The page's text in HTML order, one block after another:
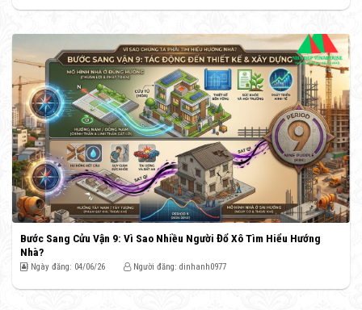
Bước Sang Cửu Vận 9: Vì Sao Nhiều Người Đổ Xô Tìm Hiểu Hướng
Nhà?
Ngày đăng: 04/06/26 Người đăng: dinhanh0977